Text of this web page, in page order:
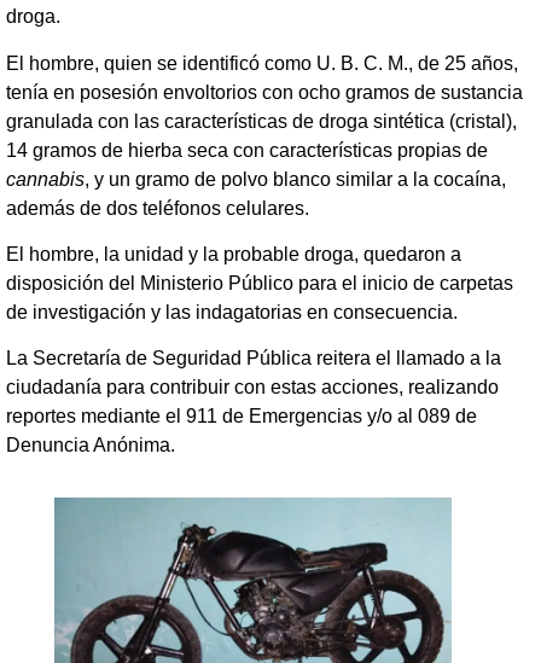
droga.
El hombre, quien se identificó como U. B. C. M., de 25 años,
tenía en posesión envoltorios con ocho gramos de sustancia
granulada con las características de droga sintética (cristal),
14 gramos de hierba seca con características propias de
cannabis, y un gramo de polvo blanco similar a la cocaína,
además de dos teléfonos celulares.
El hombre, la unidad y la probable droga, quedaron a
disposición del Ministerio Público para el inicio de carpetas
de investigación y las indagatorias en consecuencia.
La Secretaría de Seguridad Pública reitera el llamado a la
ciudadanía para contribuir con estas acciones, realizando
reportes mediante el 911 de Emergencias y/o al 089 de
Denuncia Anónima.